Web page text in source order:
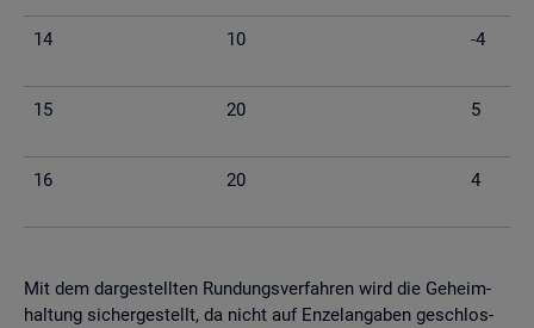
14 10 -4
15 20 5
16 20 4
Mit dem dar­ge­stell­ten Run­dungs­ver­fah­ren wird die Ge­heim­
hal­tung si­cher­ge­stellt, da nicht auf En­zel­an­ga­ben ge­schlos­